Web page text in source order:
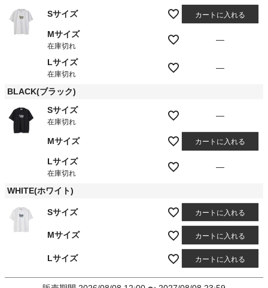
Sサイズ カートに入れる
Mサイズ
在庫切れ
—
Lサイズ
在庫切れ
—
BLACK(ブラック)
Sサイズ
在庫切れ
—
Mサイズ カートに入れる
Lサイズ
在庫切れ
—
WHITE(ホワイト)
Sサイズ カートに入れる
Mサイズ カートに入れる
Lサイズ カートに入れる